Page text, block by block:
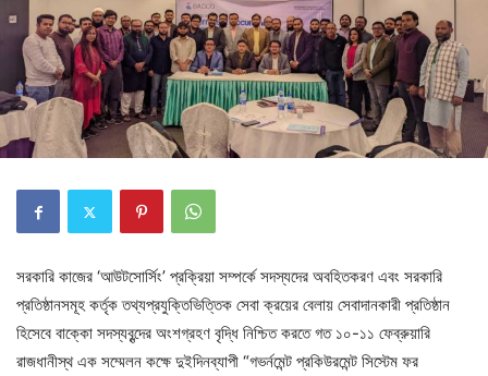
সরকারি কাজের ‘আউটসোর্সিং’ প্রক্রিয়া সম্পর্কে সদস্যদের অবহিতকরণ এবং সরকারি
প্রতিষ্ঠানসমূহ কর্তৃক তথ্যপ্রযুক্তিভিত্তিক সেবা ক্রয়ের বেলায় সেবাদানকারী প্রতিষ্ঠান
হিসেবে বাক্কো সদস্যবৃন্দের অংশগ্রহণ বৃদ্ধি নিশ্চিত করতে গত ১০-১১ ফেব্রুয়ারি
রাজধানীস্থ এক সম্মেলন কক্ষে দুইদিনব্যাপী “গভর্নমেন্ট প্রকিউরমেন্ট সিস্টেম ফর